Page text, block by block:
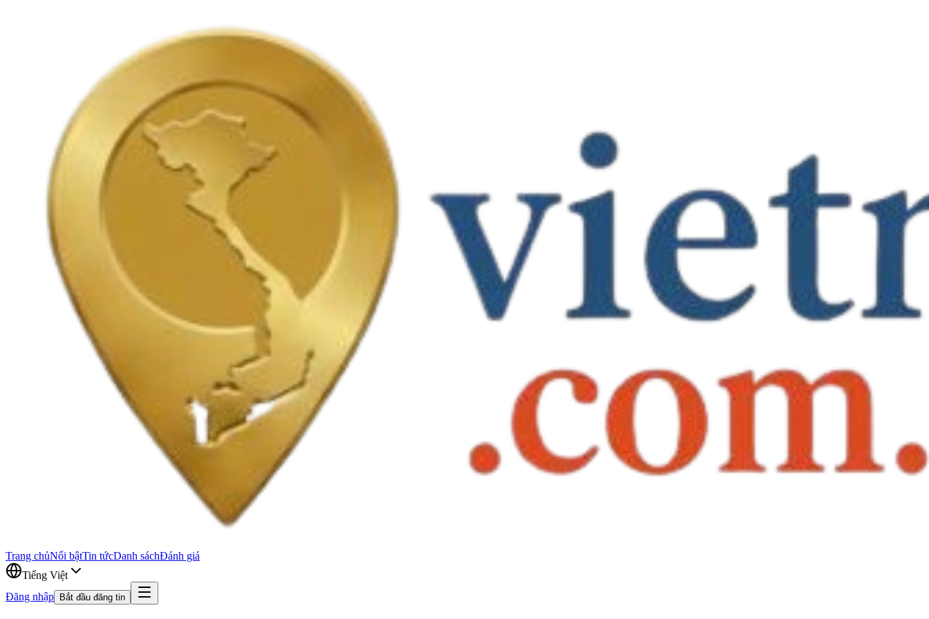
Trang chủNổi bậtTin tứcDanh sáchĐánh giá
Tiếng Việt
Đăng nhập
Bắt đầu đăng tin